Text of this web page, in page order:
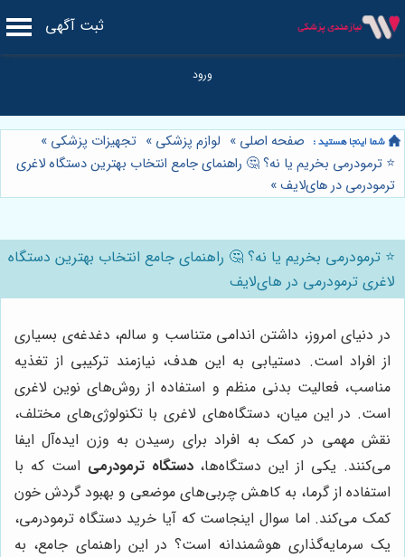
ثبت آگهی
صفحه اصلی » لوازم پزشکی » تجهیزات پزشکی »
⭐️ ترمودرمی بخریم یا نه؟ 🤔 راهنمای جامع انتخاب بهترین دستگاه لاغری
ترمودرمی در های‌لایف»
⭐️ ترمودرمی بخریم یا نه؟ 🤔 راهنمای جامع انتخاب بهترین دستگاه
لاغری ترمودرمی در های‌لایف
در دنیای امروز، داشتن اندامی متناسب و سالم، دغدغه‌ی بسیاری
از افراد است. دستیابی به این هدف، نیازمند ترکیبی از تغذیه
مناسب، فعالیت بدنی منظم و استفاده از روش‌های نوین لاغری
است. در این میان، دستگاه‌های لاغری با تکنولوژی‌های مختلف،
نقش مهمی در کمک به افراد برای رسیدن به وزن ایده‌آل ایفا
می‌کنند. یکی از این دستگاه‌ها،دستگاه ترمودرمی است که با
استفاده از گرما، به کاهش چربی‌های موضعی و بهبود گردش خون
کمک می‌کند. اما سوال اینجاست که آیا خرید دستگاه ترمودرمی،
یک سرمایه‌گذاری هوشمندانه است؟ در این راهنمای جامع، به